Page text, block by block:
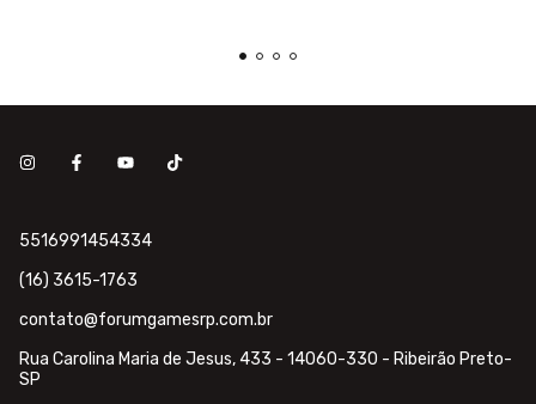
5516991454334
(16) 3615-1763
contato@forumgamesrp.com.br
Rua Carolina Maria de Jesus, 433 - 14060-330 - Ribeirão Preto-
SP